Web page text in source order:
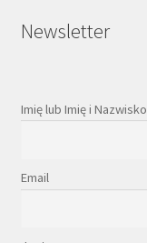
Newsletter
Imię lub Imię i Nazwisko
Email